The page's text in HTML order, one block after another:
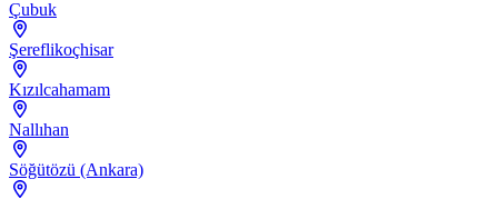
Çubuk
Şereflikoçhisar
Kızılcahamam
Nallıhan
Söğütözü (Ankara)